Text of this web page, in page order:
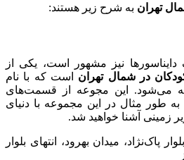
تهران به شرح زیر هستند:
نیز مشهور است، یکی از
در شمال تهران است که با نام
می‌شود. این مجوعه از قسمت‌های
طور مثال در این مجموعه با دنیای
زمینی آشنا خواهید شد.
پاک‌نژاد، میدان بهرود، انتهای بلوار